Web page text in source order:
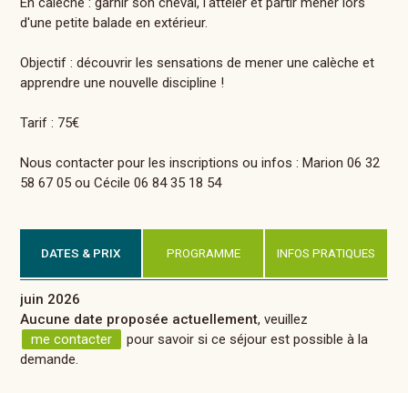
d'une petite balade en extérieur.
Objectif : découvrir les sensations de mener une calèche et
apprendre une nouvelle discipline !
Tarif : 75€
Nous contacter pour les inscriptions ou infos : Marion 06 32
58 67 05 ou Cécile 06 84 35 18 54
DATES & PRIX PROGRAMME INFOS PRATIQUES
juin 2026
Aucune date proposée actuellement, veuillez
me contacter
pour savoir si ce séjour est possible à la
demande.